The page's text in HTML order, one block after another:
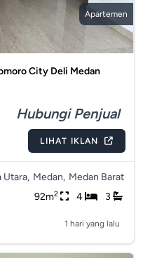
Apartemen
City Deli Medan
Hubungi Penjual
LIHAT IKLAN
Utara, Medan, Medan Barat
92m2 4 3
1 hari yang lalu